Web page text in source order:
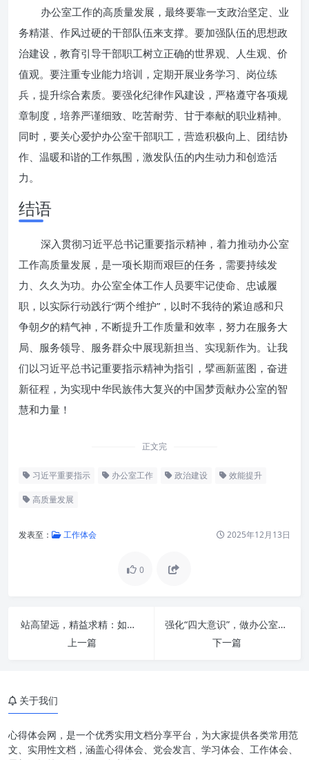
办公室工作的高质量发展，最终要靠一支政治坚定、业
务精湛、作风过硬的干部队伍来支撑。要加强队伍的思想政
治建设，教育引导干部职工树立正确的世界观、人生观、价
值观。要注重专业能力培训，定期开展业务学习、岗位练
兵，提升综合素质。要强化纪律作风建设，严格遵守各项规
章制度，培养严谨细致、吃苦耐劳、甘于奉献的职业精神。
同时，要关心爱护办公室干部职工，营造积极向上、团结协
作、温暖和谐的工作氛围，激发队伍的内生动力和创造活
力。
结语
深入贯彻习近平总书记重要指示精神，着力推动办公室
工作高质量发展，是一项长期而艰巨的任务，需要持续发
力、久久为功。办公室全体工作人员要牢记使命、忠诚履
职，以实际行动践行“两个维护”，以时不我待的紧迫感和只
争朝夕的精气神，不断提升工作质量和效率，努力在服务大
局、服务领导、服务群众中展现新担当、实现新作为。让我
们以习近平总书记重要指示精神为指引，擘画新蓝图，奋进
新征程，为实现中华民族伟大复兴的中国梦贡献办公室的智
慧和力量！
正文完
习近平重要指示 办公室工作 政治建设 效能提升
高质量发展
发表至： 工作体会 2025年12月13日
0
站高望远，精益求精：如何提升站位、提高水平，推动办公室工作再上新台阶
上一篇
强化“四大意识”，做办公室里的中流砥柱
下一篇
心能力
关于我们
心得体会网，是一个优秀实用文档分享平台，为大家提供各类常用范
文、实用性文档，涵盖心得体会、党会发言、学习体会、工作体会、